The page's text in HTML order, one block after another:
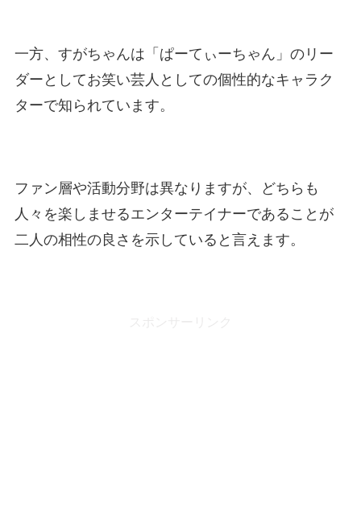
一方、すがちゃんは「ぱーてぃーちゃん」のリー
ダーとしてお笑い芸人としての個性的なキャラク
ターで知られています。
ファン層や活動分野は異なりますが、どちらも
人々を楽しませるエンターテイナーであることが
二人の相性の良さを示していると言えます。